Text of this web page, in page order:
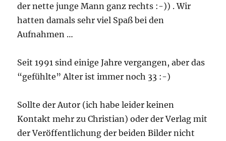
der nette junge Mann ganz rechts :-)) . Wir
hatten damals sehr viel Spaß bei den
Aufnahmen …
Seit 1991 sind einige Jahre vergangen, aber das
“gefühlte” Alter ist immer noch 33 :-)
Sollte der Autor (ich habe leider keinen
Kontakt mehr zu Christian) oder der Verlag mit
der Veröffentlichung der beiden Bilder nicht